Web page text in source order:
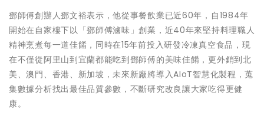
鄧師傅創辦人鄧文裕表示，他從事餐飲業已近60年，自1984年
開始在自家樓下以「鄧師傅滷味」創業，近40年來堅持料理職人
精神烹煮每一道佳餚，同時在15年前投入研發冷凍真空食品，現
在不僅從阿里山到宜蘭都能吃到鄧師傅的美味佳餚，更外銷到北
美、澳門、香港、新加坡，未來新廠將導入AIoT智慧化製程，蒐
集數據分析找出最佳品質參數，不斷研究改良讓大家吃得更健
康。